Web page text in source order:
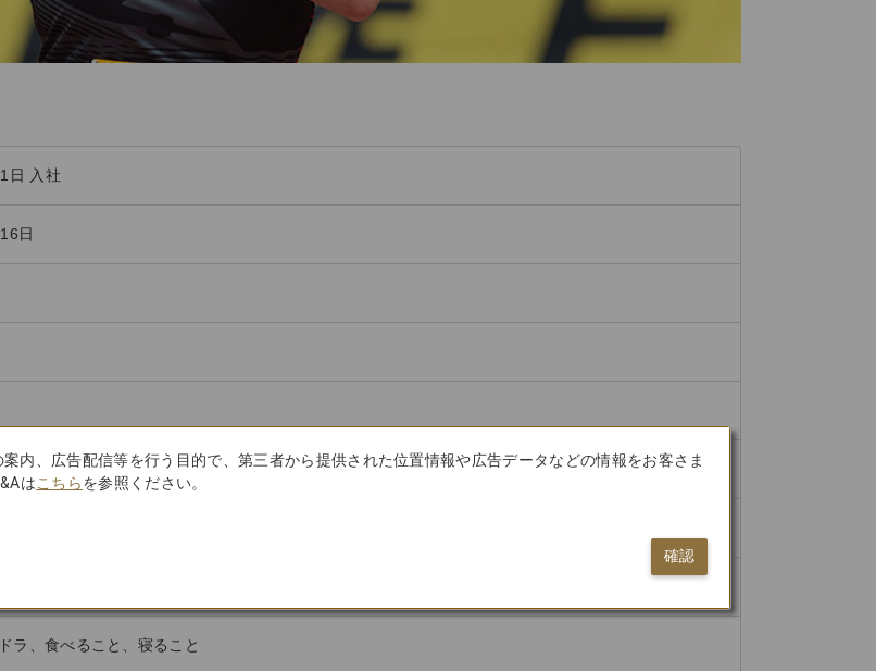
日 入社
日
り投
ラ、食べること、寝ること
内、広告配信等を行う目的で、第三者から提供された位置情報や広告データなどの情報をお客さま
はこちらを参照ください。
確認